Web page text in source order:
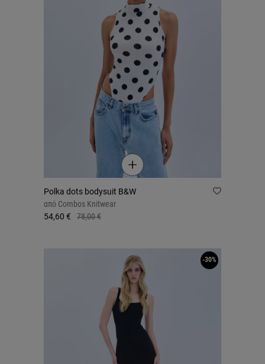
Polka dots bodysuit B&W
από Combos Knitwear
54,60 €
78,00 €
-30%